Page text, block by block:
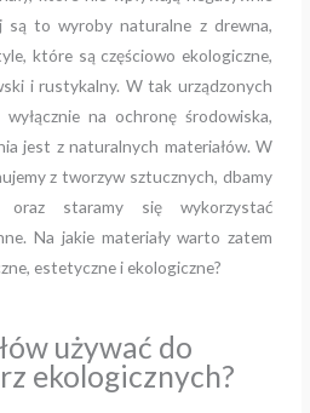
są to wyroby naturalne z drewna,
które są częściowo ekologiczne,
i rustykalny. W tak urządzonych
na ochronę środowiska,
jest z naturalnych materiałów. W
z tworzyw sztucznych, dbamy
oraz staramy się wykorzystać
Na jakie materiały warto zatem
estetyczne i ekologiczne?
używać do
ekologicznych?